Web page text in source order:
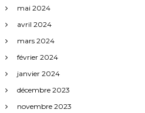
mai 2024
avril 2024
mars 2024
février 2024
janvier 2024
décembre 2023
novembre 2023